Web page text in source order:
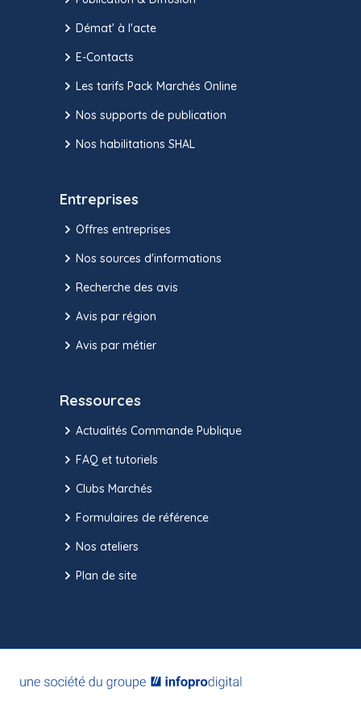
Démat' à l'acte
E-Contacts
Les tarifs Pack Marchés Online
Nos supports de publication
Nos habilitations SHAL
Entreprises
Offres entreprises
Nos sources d'informations
Recherche des avis
Avis par région
Avis par métier
Ressources
Actualités Commande Publique
FAQ et tutoriels
Clubs Marchés
Formulaires de référence
Nos ateliers
Plan de site